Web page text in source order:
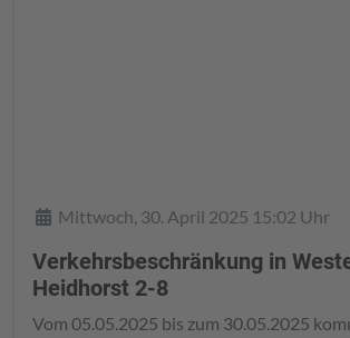
DetailsMittwoch, 30. April 2025 15:02 Uhr
Verkehrsbeschränkung in
Heidhorst 2-8
Vom 05.05.2025 bis zum 30.05.2025